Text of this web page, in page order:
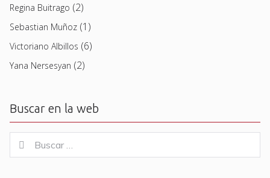
Regina Buitrago (2)
Sebastian Muñoz (1)
Victoriano Albillos (6)
Yana Nersesyan (2)
Buscar en la web
for:
Buscar